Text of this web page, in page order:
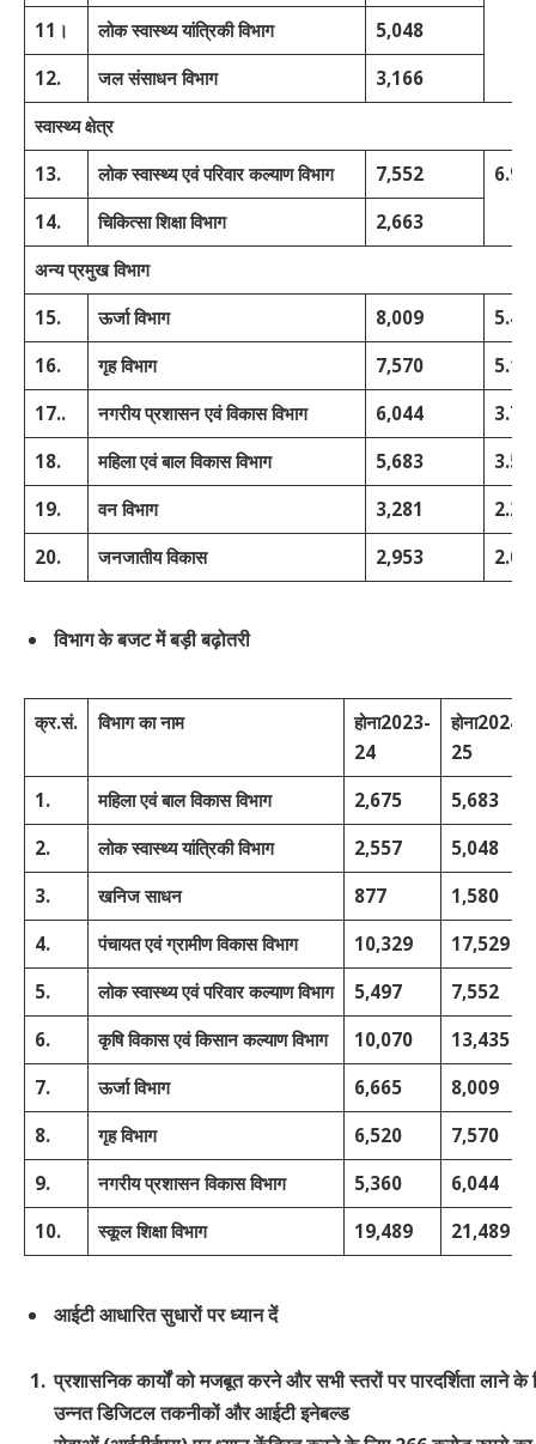
11।
लोक स्वास्थ्य यांत्रिकी विभाग
5,048
12.
जल संसाधन विभाग
3,166
स्वास्थ्य क्षेत्र
13.
लोक स्वास्थ्य एवं परिवार कल्याण विभाग 7,552
14.
चिकित्सा शिक्षा विभाग
2,663
अन्य प्रमुख विभाग
15.
ऊर्जा विभाग 8,009
16.
गृह विभाग 7,570
17..
नगरीय प्रशासन एवं विकास विभाग 6,044
18.
महिला एवं बाल विकास विभाग 5,683
19.
वन विभाग 3,281
20.
जनजातीय विकास 2,953
विभागकेबजटमेंबड़ीबढ़ोतरी
क्र.सं. विभाग का नाम होना2023-
24
होना2024
25
1.
महिला एवं बाल विकास विभाग 2,675
5,683
2.
लोक स्वास्थ्य यांत्रिकी विभाग 2,557
5,048
3.
खनिज साधन 877
1,580
4.
पंचायत एवं ग्रामीण विकास विभाग 10,329
17,529
5.
लोक स्वास्थ्य एवं परिवार कल्याण विभाग 5,497
7,552
6.
कृषि विकास एवं किसान कल्याण विभाग 10,070
13,435
7.
ऊर्जा विभाग 6,665
8,009
8.
गृह विभाग 6,520
7,570
9.
नगरीय प्रशासन विकास विभाग 5,360
6,044
10.
स्कूल शिक्षा विभाग 19,489 21,489
आईटीआधारितसुधारोंपरध्यानदें
प्रशासनिककार्योंकोमजबूतकरनेऔरसभीस्तरोंपरपारदर्शितालानेके
उन्नतडिजिटलतकनीकों औरआईटीइनेबल्ड